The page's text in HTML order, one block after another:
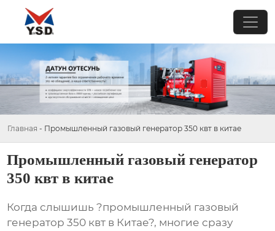
Главная - Промышленный газовый генератор 350 квт в китае
Промышленный газовый генератор
350 квт в китае
Когда слышишь ?промышленный газовый
генератор 350 квт в Китае?, многие сразу